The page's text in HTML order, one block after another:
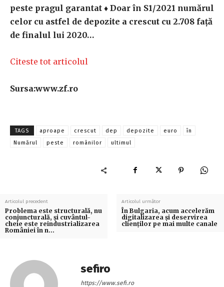
peste pragul garantat ♦ Doar în S1/2021 numărul
celor cu astfel de depozite a crescut cu 2.708 faţă
de finalul lui 2020…
Citeste tot articolul
Sursa:www.zf.ro
TAGS aproape crescut dep depozite euro
în
Numărul
peste românilor ultimul
Articolul precedent
Problema este structurală, nu
conjuncturală, şi cuvântul-
cheie este reindustrializarea
României în n…
Articolul următor
În Bulgaria, acum accelerăm
digitalizarea şi deservirea
clienţilor pe mai multe canale
sefiro
https://www.sefi.ro